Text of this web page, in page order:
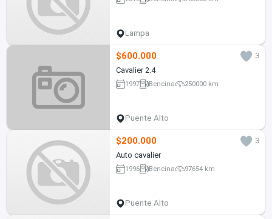
Lampa
$600.000
3
Cavalier 2.4
1997 Bencina 250000 km
Puente Alto
$200.000
3
Auto cavalier
1996 Bencina 97654 km
Puente Alto